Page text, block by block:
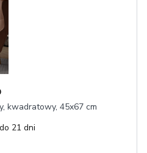
kwadratowy, 45x67 cm
21 dni